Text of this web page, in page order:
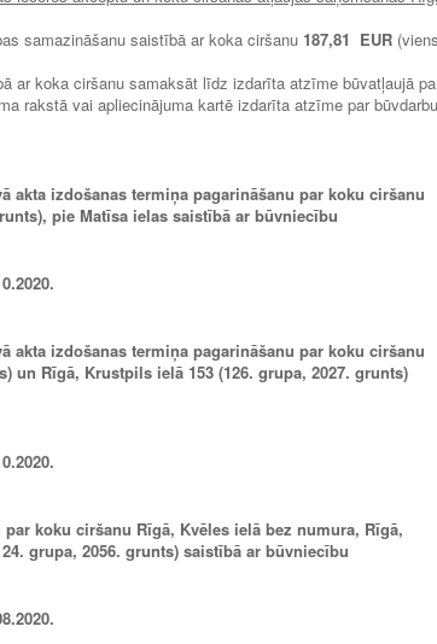
samazināšanu saistībā ar koka ciršanu 187,81 EUR
ar koka ciršanu samaksāt līdz izdarīta atzīme būvatļaujā
rakstā vai apliecinājuma kartē izdarīta atzīme par būvdarbu
izdošanas termiņa pagarināšanu par koku ciršanu
pie Matīsa ielas saistībā ar būvniecību
izdošanas termiņa pagarināšanu par koku ciršanu
un Rīgā, Krustpils ielā 153 (126. grupa, 2027. grunts)
koku ciršanu Rīgā, Kvēles ielā bez numura, Rīgā,
grupa, 2056. grunts) saistībā ar būvniecību